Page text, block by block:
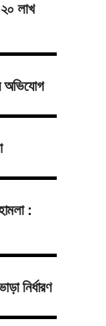
লাখ
অভিযোগ
:
নির্ধারণ